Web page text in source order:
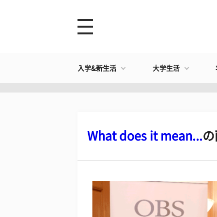
入学&新生活 大学生活
What does it mean...